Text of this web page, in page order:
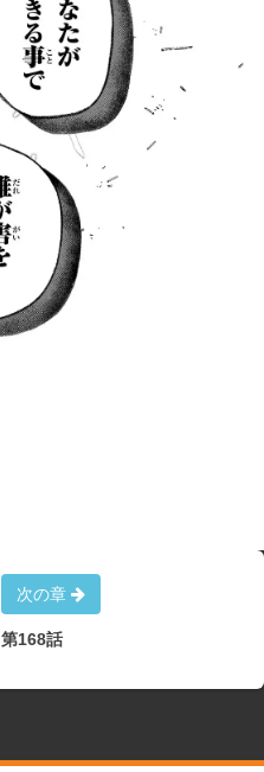
次の章
第168話